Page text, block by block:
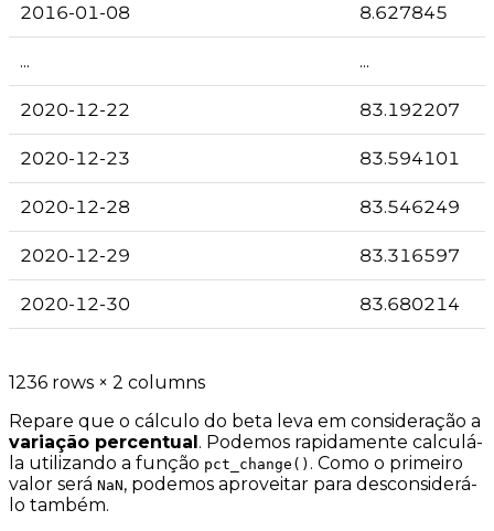
2016-01-08 8.627845
... ...
2020-12-22 83.192207
2020-12-23 83.594101
2020-12-28 83.546249
2020-12-29 83.316597
2020-12-30 83.680214
1236 rows × 2 columns
Repare que o cálculo do beta leva em consideração a
variação percentual. Podemos rapidamente calculá-
la utilizando a função pct_change() . Como o primeiro
valor será NaN, podemos aproveitar para desconsiderá-
lo também.